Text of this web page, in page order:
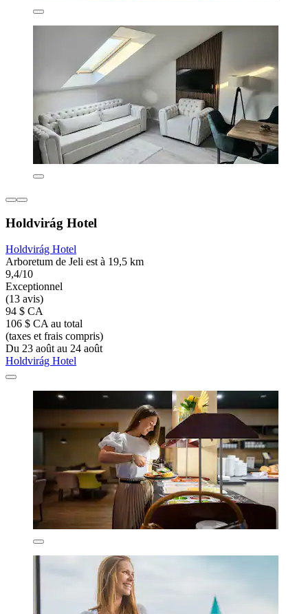
Holdvirág Hotel
Holdvirág Hotel
Arboretum de Jeli est à 19,5 km
9,4/10
Exceptionnel
(13 avis)
94 $ CA
106 $ CA au total
(taxes et frais compris)
Du 23 août au 24 août
Holdvirág Hotel